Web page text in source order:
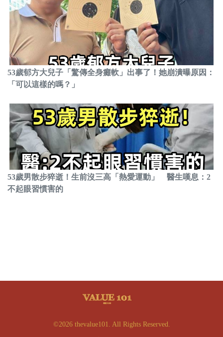
53歲郁方大兒子「驚傳全身癱軟」出事了！她崩潰曝原因：
「可以這樣的嗎？」
53歲男散步猝逝！生前沒三高「熱愛運動」 醫生嘆息：2
不起眼習慣害的
©2026 thevalue101. All Rights Reserved.